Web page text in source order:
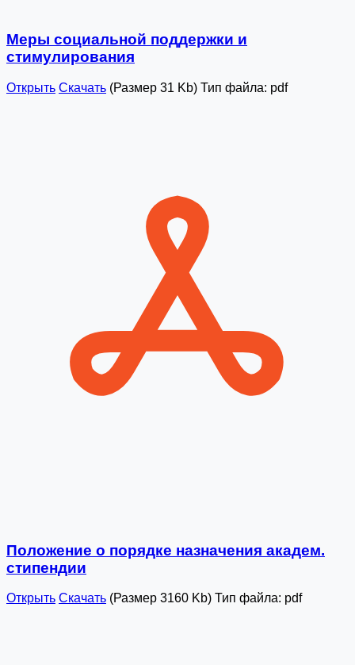
Меры социальной поддержки и
стимулирования
Открыть Скачать (Размер 31 Kb) Тип файла: pdf
Положение о порядке назначения академ.
стипендии
Открыть Скачать (Размер 3160 Kb) Тип файла: pdf